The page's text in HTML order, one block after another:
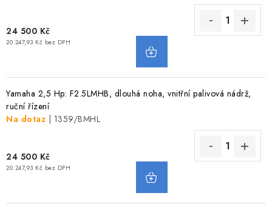
Doprava a platba Servis
24 500 Kč
20 247,93 Kč bez DPH
Yamaha 2,5 Hp: F2.5LMHB, dlouhá noha, vnitřní palivová nádrž,
ruční řízení
Na dotaz
| 1359/BMHL
24 500 Kč
20 247,93 Kč bez DPH